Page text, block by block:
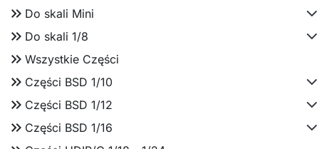
keyboard_double_arrow_right Do skali Mini
keyboard_double_arrow_right Do skali 1/8
keyboard_double_arrow_right Wszystkie Części
keyboard_double_arrow_right Części BSD 1/10
keyboard_double_arrow_right Części BSD 1/12
keyboard_double_arrow_right Części BSD 1/16